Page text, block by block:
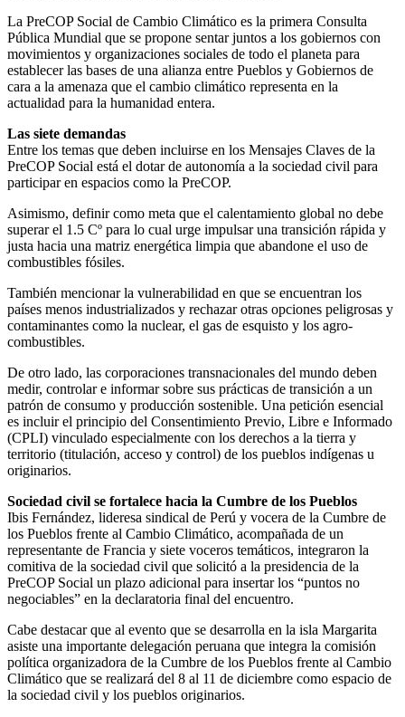
La PreCOP Social de Cambio Climático es la primera Consulta
Pública Mundial que se propone sentar juntos a los gobiernos con
movimientos y organizaciones sociales de todo el planeta para
establecer las bases de una alianza entre Pueblos y Gobiernos de
cara a la amenaza que el cambio climático representa en la
actualidad para la humanidad entera.
Las siete demandas
Entre los temas que deben incluirse en los Mensajes Claves de la
PreCOP Social está el dotar de autonomía a la sociedad civil para
participar en espacios como la PreCOP.
Asimismo, definir como meta que el calentamiento global no debe
superar el 1.5 Cº para lo cual urge impulsar una transición rápida y
justa hacia una matriz energética limpia que abandone el uso de
combustibles fósiles.
También mencionar la vulnerabilidad en que se encuentran los
países menos industrializados y rechazar otras opciones peligrosas y
contaminantes como la nuclear, el gas de esquisto y los agro-
combustibles.
De otro lado, las corporaciones transnacionales del mundo deben
medir, controlar e informar sobre sus prácticas de transición a un
patrón de consumo y producción sostenible. Una petición esencial
es incluir el principio del Consentimiento Previo, Libre e Informado
(CPLI) vinculado especialmente con los derechos a la tierra y
territorio (titulación, acceso y control) de los pueblos indígenas u
originarios.
Sociedad civil se fortalece hacia la Cumbre de los Pueblos
Ibis Fernández, lideresa sindical de Perú y vocera de la Cumbre de
los Pueblos frente al Cambio Climático, acompañada de un
representante de Francia y siete voceros temáticos, integraron la
comitiva de la sociedad civil que solicitó a la presidencia de la
PreCOP Social un plazo adicional para insertar los “puntos no
negociables” en la declaratoria final del encuentro.
Cabe destacar que al evento que se desarrolla en la isla Margarita
asiste una importante delegación peruana que integra la comisión
política organizadora de la Cumbre de los Pueblos frente al Cambio
Climático que se realizará del 8 al 11 de diciembre como espacio de
la sociedad civil y los pueblos originarios.